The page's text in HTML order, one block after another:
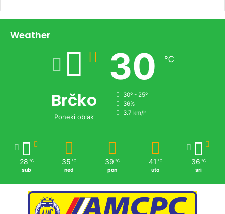
Weather
Brčko
Poneki oblak
30 ℃
30º - 25º
36%
3.7 km/h
28 ℃
sub
35 ℃
ned
39 ℃
pon
41 ℃
uto
36 ℃
sri